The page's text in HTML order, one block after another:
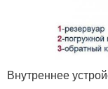
Внутреннее